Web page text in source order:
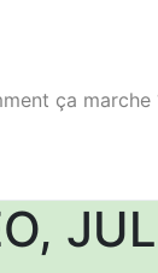
ça marche